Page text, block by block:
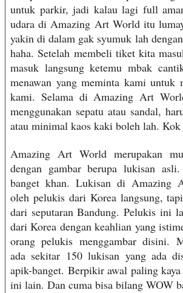
untuk parkir, jadi kalau lagi full
udara di Amazing Art World itu
yakin di dalam gak syumuk lah
haha. Setelah membeli tiket kita
masuk langsung ketemu mbak
menawan yang meminta kami untuk
kami. Selama di Amazing Art
menggunakan sepatu atau sandal,
atau minimal kaos kaki boleh lah. Kok
Amazing Art World merupakan
dengan gambar berupa lukisan
banget khan. Lukisan di Amazing
oleh pelukis dari Korea langsung,
dari seputaran Bandung. Pelukis ini
dari Korea dengan keahlian yang
orang pelukis menggambar disini.
ada sekitar 150 lukisan yang ada
apik-banget. Berpikir awal paling kaya
ini lain. Dan cuma bisa bilang WOW